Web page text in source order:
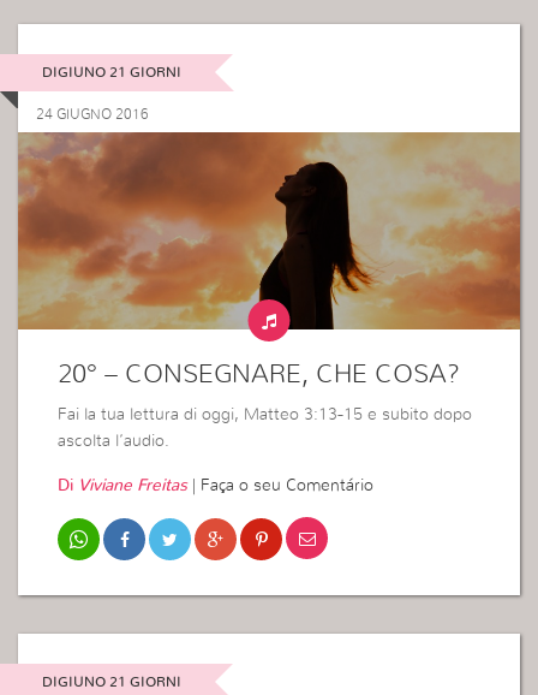
DIGIUNO 21 GIORNI
24 GIUGNO 2016
20° – CONSEGNARE, CHE COSA?
Fai la tua lettura di oggi, Matteo 3:13-15 e subito dopo
ascolta l’audio.
Di Viviane Freitas| Faça o seu Comentário
DIGIUNO 21 GIORNI